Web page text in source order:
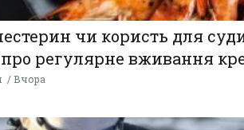
чи користь для
про регулярне вживання
Вчора